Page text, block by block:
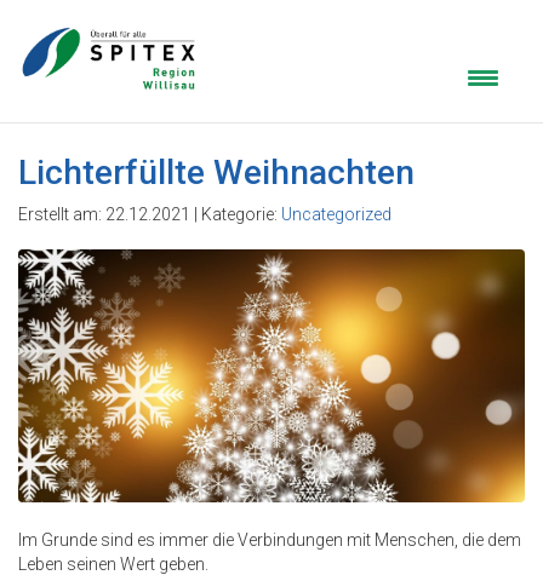
Lichterfüllte Weihnachten
Erstellt am: 22.12.2021 | Kategorie: Uncategorized
Im Grunde sind es immer die Verbindungen mit Menschen, die dem
Leben seinen Wert geben.